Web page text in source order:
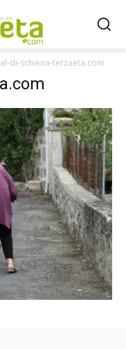
di-schiena-terzaeta.com